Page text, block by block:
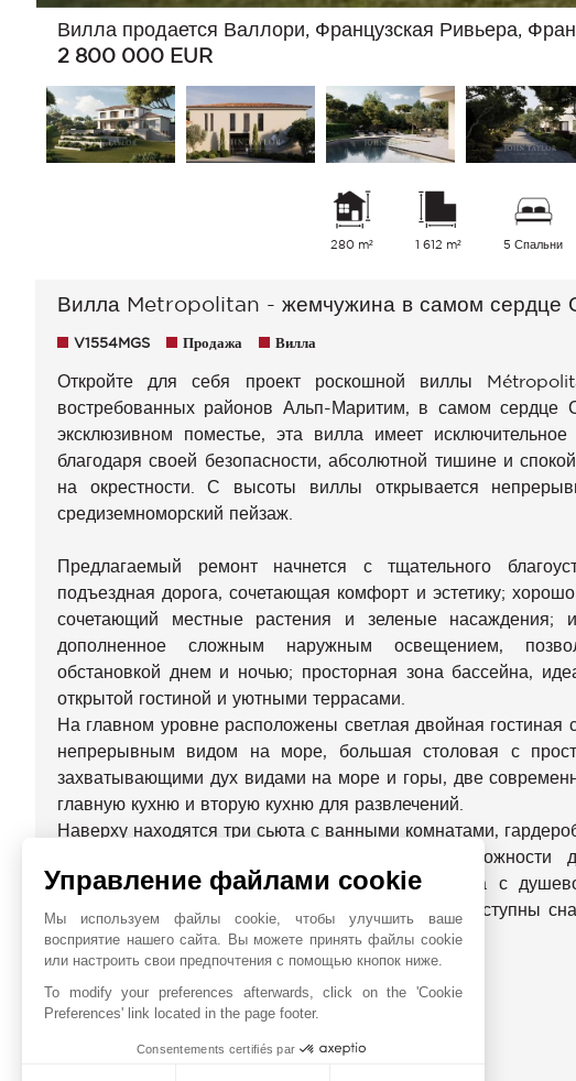
Вилла продается Валлори, Французская Ривьера,
2 800 000 EUR
280 m² 1 612 m² 5 Спальни
Вилла Metropolitan - жемчужина в самом сердце
V1554MGS Продажа Вилла
Откройте для себя проект роскошной виллы
востребованных районов Альп-Маритим, в самом сердце
эксклюзивном поместье, эта вилла имеет
благодаря своей безопасности, абсолютной тишине и
на окрестности. С высоты виллы открывается
средиземноморский пейзаж.
Предлагаемый ремонт начнется с тщательного
подъездная дорога, сочетающая комфорт и эстетику;
сочетающий местные растения и зеленые насаждения;
дополненное сложным наружным освещением,
обстановкой днем и ночью; просторная зона бассейна,
открытой гостиной и уютными террасами.
На главном уровне расположены светлая двойная
непрерывным видом на море, большая столовая с
захватывающими дух видами на море и горы, две
главную кухню и вторую кухню для развлечений.
Наверху находятся три сьюта с ванными комнатами,
На уровне сада (R-1) есть уникальные возможности
элегантный винный погреб, спортивная комната с
спальня и независимая студия, обе из которых доступны
их обитателям.
ЭНЕРГЕТИЧЕСКАЯ ДИАГНОСТИКА
БЛИЖАЙШИЕ ОКРЕСТНОСТИ
Управление файлами cookie
Мы используем файлы cookie, чтобы улучшить ваше
восприятие нашего сайта. Вы можете принять файлы cookie
или настроить свои предпочтения с помощью кнопок ниже.
To modify your preferences afterwards, click on the 'Cookie
Preferences' link located in the page footer.
Consentements certifiés par